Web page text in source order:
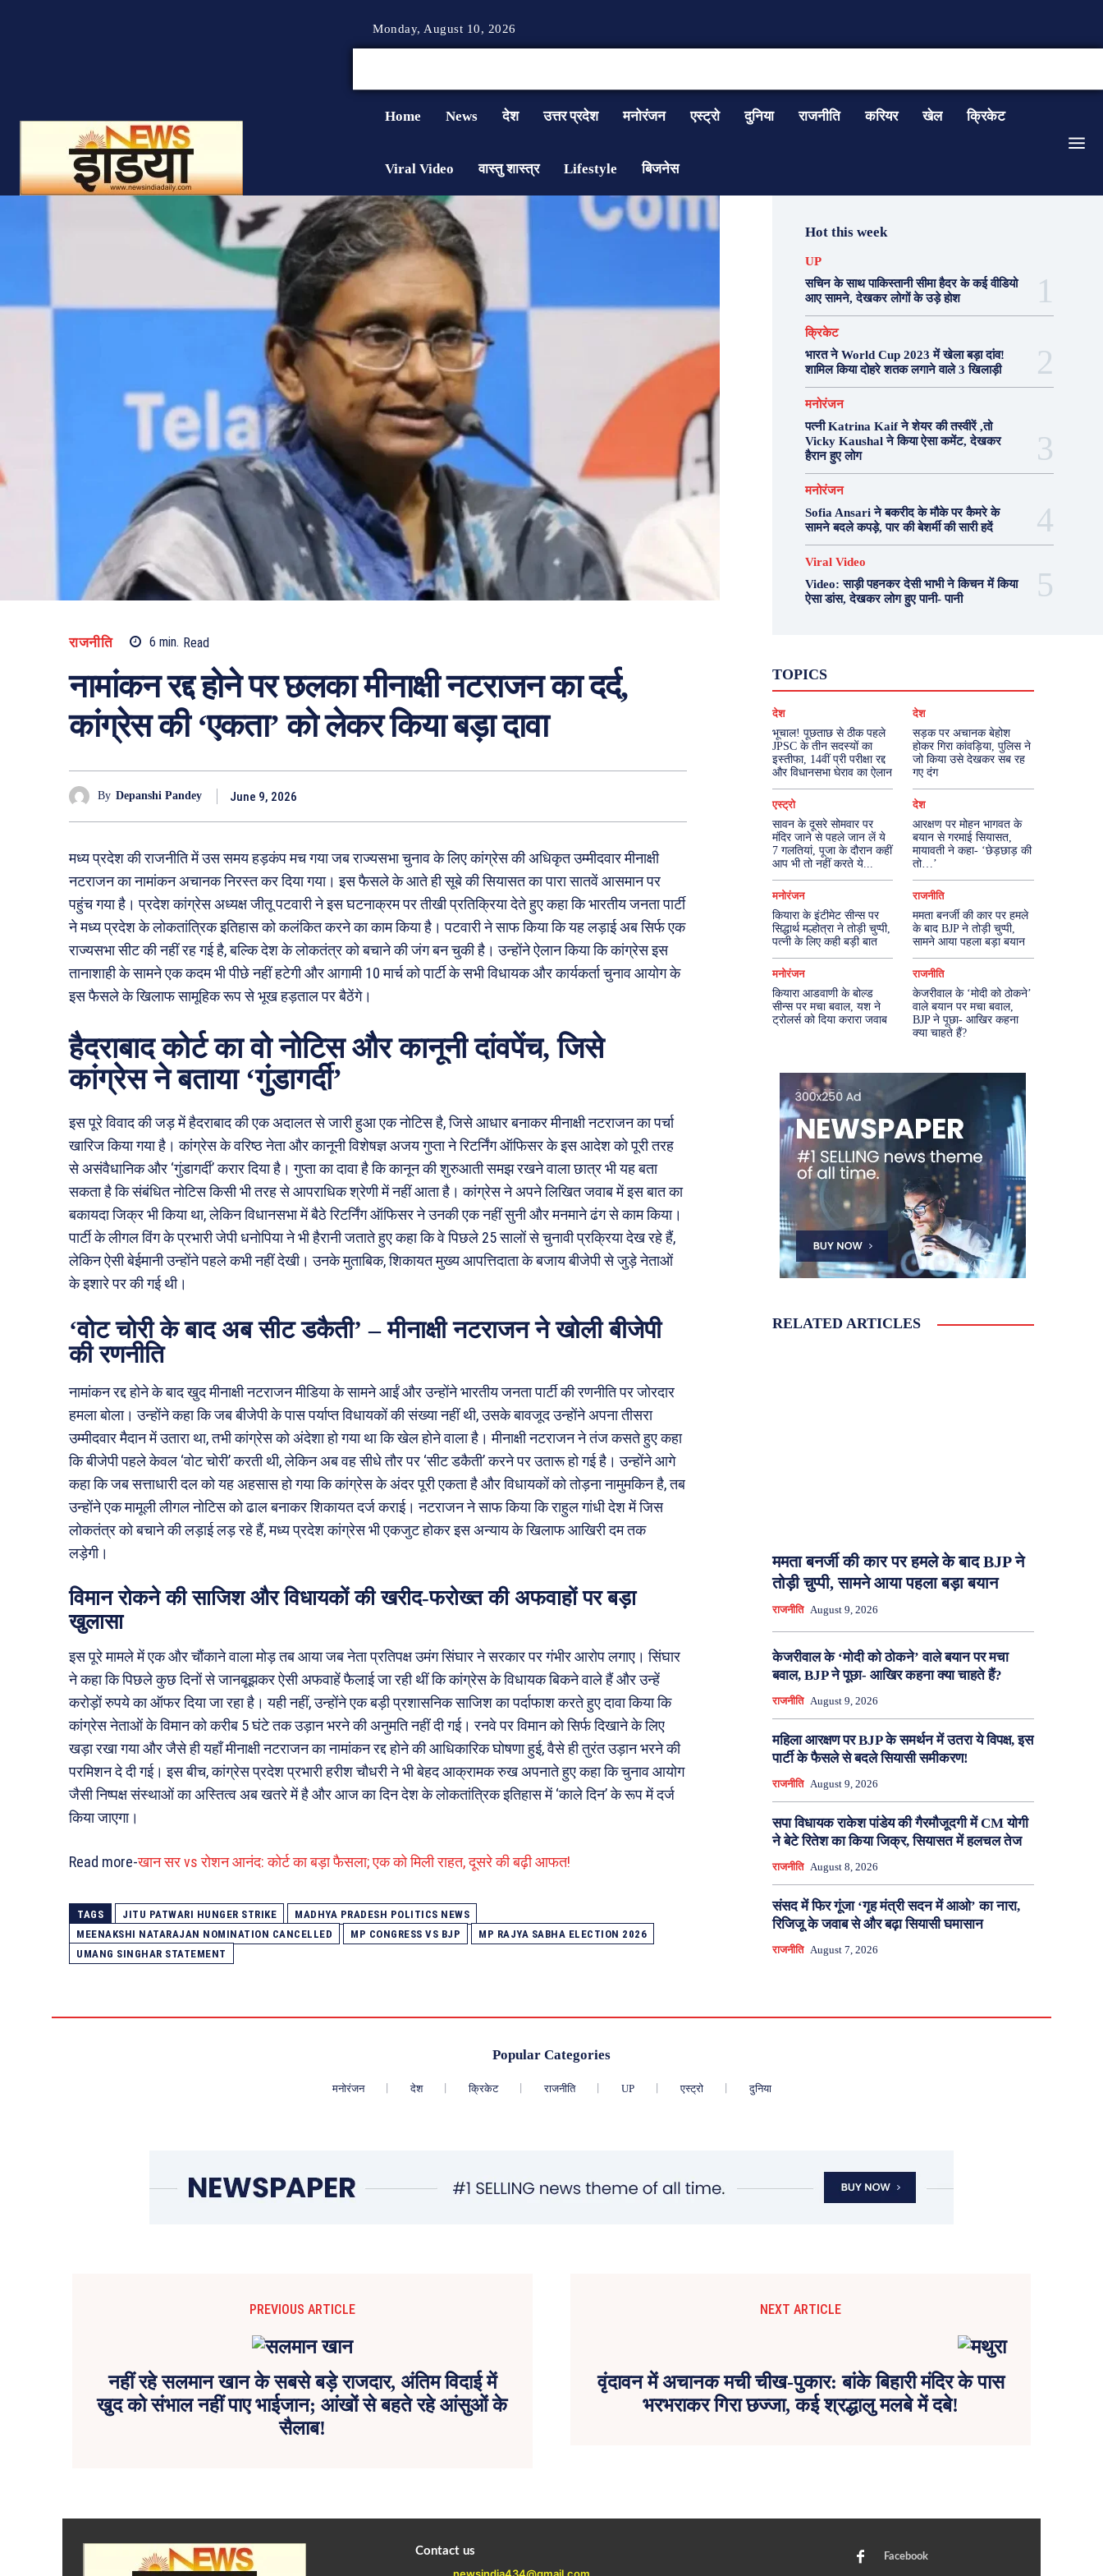
Monday, August 10, 2026
Home News देश उत्तर प्रदेश मनोरंजन एस्ट्रो दुनिया राजनीति करियर खेल क्रिकेट
Viral Video वास्तु शास्त्र Lifestyle बिजनेस
राजनीति 6 min. Read
नामांकन रद्द होने पर छलका मीनाक्षी नटराजन का दर्द,
कांग्रेस की ‘एकता’ को लेकर किया बड़ा दावा
By Depanshi Pandey June 9, 2026
मध्य प्रदेश की राजनीति में उस समय हड़कंप मच गया जब राज्यसभा चुनाव के लिए कांग्रेस की अधिकृत उम्मीदवार मीनाक्षी
नटराजन का नामांकन अचानक निरस्त कर दिया गया। इस फैसले के आते ही सूबे की सियासत का पारा सातवें आसमान पर
पहुंच गया है। प्रदेश कांग्रेस अध्यक्ष जीतू पटवारी ने इस घटनाक्रम पर तीखी प्रतिक्रिया देते हुए कहा कि भारतीय जनता पार्टी
ने मध्य प्रदेश के लोकतांत्रिक इतिहास को कलंकित करने का काम किया है। पटवारी ने साफ किया कि यह लड़ाई अब सिर्फ एक
राज्यसभा सीट की नहीं रह गई है, बल्कि देश के लोकतंत्र को बचाने की जंग बन चुकी है। उन्होंने ऐलान किया कि कांग्रेस इस
तानाशाही के सामने एक कदम भी पीछे नहीं हटेगी और आगामी 10 मार्च को पार्टी के सभी विधायक और कार्यकर्ता चुनाव आयोग के
इस फैसले के खिलाफ सामूहिक रूप से भूख हड़ताल पर बैठेंगे।
हैदराबाद कोर्ट का वो नोटिस और कानूनी दांवपेंच, जिसे
कांग्रेस ने बताया ‘गुंडागर्दी’
इस पूरे विवाद की जड़ में हैदराबाद की एक अदालत से जारी हुआ एक नोटिस है, जिसे आधार बनाकर मीनाक्षी नटराजन का पर्चा
खारिज किया गया है। कांग्रेस के वरिष्ठ नेता और कानूनी विशेषज्ञ अजय गुप्ता ने रिटर्निंग ऑफिसर के इस आदेश को पूरी तरह
से असंवैधानिक और ‘गुंडागर्दी’ करार दिया है। गुप्ता का दावा है कि कानून की शुरुआती समझ रखने वाला छात्र भी यह बता
सकता है कि संबंधित नोटिस किसी भी तरह से आपराधिक श्रेणी में नहीं आता है। कांग्रेस ने अपने लिखित जवाब में इस बात का
बकायदा जिक्र भी किया था, लेकिन विधानसभा में बैठे रिटर्निंग ऑफिसर ने उनकी एक नहीं सुनी और मनमाने ढंग से काम किया।
पार्टी के लीगल विंग के प्रभारी जेपी धनोपिया ने भी हैरानी जताते हुए कहा कि वे पिछले 25 सालों से चुनावी प्रक्रिया देख रहे हैं,
लेकिन ऐसी बेईमानी उन्होंने पहले कभी नहीं देखी। उनके मुताबिक, शिकायत मुख्य आपत्तिदाता के बजाय बीजेपी से जुड़े नेताओं
के इशारे पर की गई थी।
‘वोट चोरी के बाद अब सीट डकैती’ – मीनाक्षी नटराजन ने खोली बीजेपी
की रणनीति
नामांकन रद्द होने के बाद खुद मीनाक्षी नटराजन मीडिया के सामने आईं और उन्होंने भारतीय जनता पार्टी की रणनीति पर जोरदार
हमला बोला। उन्होंने कहा कि जब बीजेपी के पास पर्याप्त विधायकों की संख्या नहीं थी, उसके बावजूद उन्होंने अपना तीसरा
उम्मीदवार मैदान में उतारा था, तभी कांग्रेस को अंदेशा हो गया था कि खेल होने वाला है। मीनाक्षी नटराजन ने तंज कसते हुए कहा
कि बीजेपी पहले केवल ‘वोट चोरी’ करती थी, लेकिन अब वह सीधे तौर पर ‘सीट डकैती’ करने पर उतारू हो गई है। उन्होंने आगे
कहा कि जब सत्ताधारी दल को यह अहसास हो गया कि कांग्रेस के अंदर पूरी एकता है और विधायकों को तोड़ना नामुमकिन है, तब
उन्होंने एक मामूली लीगल नोटिस को ढाल बनाकर शिकायत दर्ज कराई। नटराजन ने साफ किया कि राहुल गांधी देश में जिस
लोकतंत्र को बचाने की लड़ाई लड़ रहे हैं, मध्य प्रदेश कांग्रेस भी एकजुट होकर इस अन्याय के खिलाफ आखिरी दम तक
लड़ेगी।
विमान रोकने की साजिश और विधायकों की खरीद-फरोख्त की अफवाहों पर बड़ा
खुलासा
इस पूरे मामले में एक और चौंकाने वाला मोड़ तब आया जब नेता प्रतिपक्ष उमंग सिंघार ने सरकार पर गंभीर आरोप लगाए। सिंघार
ने कहा कि पिछले कुछ दिनों से जानबूझकर ऐसी अफवाहें फैलाई जा रही थीं कि कांग्रेस के विधायक बिकने वाले हैं और उन्हें
करोड़ों रुपये का ऑफर दिया जा रहा है। यही नहीं, उन्होंने एक बड़ी प्रशासनिक साजिश का पर्दाफाश करते हुए दावा किया कि
कांग्रेस नेताओं के विमान को करीब 5 घंटे तक उड़ान भरने की अनुमति नहीं दी गई। रनवे पर विमान को सिर्फ दिखाने के लिए
खड़ा रखा गया और जैसे ही यहाँ मीनाक्षी नटराजन का नामांकन रद्द होने की आधिकारिक घोषणा हुई, वैसे ही तुरंत उड़ान भरने की
परमिशन दे दी गई। इस बीच, कांग्रेस प्रदेश प्रभारी हरीश चौधरी ने भी बेहद आक्रामक रुख अपनाते हुए कहा कि चुनाव आयोग
जैसी निष्पक्ष संस्थाओं का अस्तित्व अब खतरे में है और आज का दिन देश के लोकतांत्रिक इतिहास में ‘काले दिन’ के रूप में दर्ज
किया जाएगा।
Read more-खान सर vs रोशन आनंद: कोर्ट का बड़ा फैसला; एक को मिली राहत, दूसरे की बढ़ी आफत!
TAGS JITU PATWARI HUNGER STRIKE
MADHYA PRADESH POLITICS NEWS
MEENAKSHI NATARAJAN NOMINATION CANCELLED
MP CONGRESS VS BJP
MP RAJYA SABHA ELECTION 2026
UMANG SINGHAR STATEMENT
Hot this week
UP
सचिन के साथ पाकिस्तानी सीमा हैदर के कई वीडियो
आए सामने, देखकर लोगों के उड़े होश
क्रिकेट
भारत ने World Cup 2023 में खेला बड़ा दांव!
शामिल किया दोहरे शतक लगाने वाले 3 खिलाड़ी
मनोरंजन
पत्नी Katrina Kaif ने शेयर की तस्वीरें ,तो
Vicky Kaushal ने किया ऐसा कमेंट, देखकर
हैरान हुए लोग
मनोरंजन
Sofia Ansari ने बकरीद के मौके पर कैमरे के
सामने बदले कपड़े, पार की बेशर्मी की सारी हदें
Viral Video
Video: साड़ी पहनकर देसी भाभी ने किचन में किया
ऐसा डांस, देखकर लोग हुए पानी- पानी
TOPICS
दुनिया
मनोरंजन
राजनीति वास्तु शास्त्र
More
देश
भूचाल! पूछताछ से ठीक पहले
JPSC के तीन सदस्यों का
इस्तीफा, 14वीं प्री परीक्षा रद्द
और विधानसभा घेराव का ऐलान
देश
सड़क पर अचानक बेहोश
होकर गिरा कांवड़िया, पुलिस ने
जो किया उसे देखकर सब रह
गए दंग
एस्ट्रो
सावन के दूसरे सोमवार पर
मंदिर जाने से पहले जान लें ये
7 गलतियां, पूजा के दौरान कहीं
आप भी तो नहीं करते ये...
देश
आरक्षण पर मोहन भागवत के
बयान से गरमाई सियासत,
मायावती ने कहा- ‘छेड़छाड़ की
तो…’
मनोरंजन
कियारा के इंटीमेट सीन्स पर
सिद्धार्थ मल्होत्रा ने तोड़ी चुप्पी,
पत्नी के लिए कही बड़ी बात
राजनीति
ममता बनर्जी की कार पर हमले
के बाद BJP ने तोड़ी चुप्पी,
सामने आया पहला बड़ा बयान
मनोरंजन
कियारा आडवाणी के बोल्ड
सीन्स पर मचा बवाल, यश ने
ट्रोलर्स को दिया करारा जवाब
राजनीति
केजरीवाल के ‘मोदी को ठोकने’
वाले बयान पर मचा बवाल,
BJP ने पूछा- आखिर कहना
क्या चाहते हैं?
RELATED ARTICLES
ममता बनर्जी की कार पर हमले के बाद BJP ने
तोड़ी चुप्पी, सामने आया पहला बड़ा बयान
राजनीति August 9, 2026
केजरीवाल के ‘मोदी को ठोकने’ वाले बयान पर मचा
बवाल, BJP ने पूछा- आखिर कहना क्या चाहते हैं?
राजनीति August 9, 2026
महिला आरक्षण पर BJP के समर्थन में उतरा ये विपक्ष, इस
पार्टी के फैसले से बदले सियासी समीकरण!
राजनीति August 9, 2026
सपा विधायक राकेश पांडेय की गैरमौजूदगी में CM योगी
ने बेटे रितेश का किया जिक्र, सियासत में हलचल तेज
राजनीति August 8, 2026
संसद में फिर गूंजा ‘गृह मंत्री सदन में आओ’ का नारा,
रिजिजू के जवाब से और बढ़ा सियासी घमासान
राजनीति August 7, 2026
Popular Categories
मनोरंजन देश क्रिकेट राजनीति UP एस्ट्रो दुनिया
PREVIOUS ARTICLE
नहीं रहे सलमान खान के सबसे बड़े राजदार, अंतिम विदाई में
खुद को संभाल नहीं पाए भाईजान; आंखों से बहते रहे आंसुओं के
सैलाब!
NEXT ARTICLE
वृंदावन में अचानक मची चीख-पुकार: बांके बिहारी मंदिर के पास
भरभराकर गिरा छज्जा, कई श्रद्धालु मलबे में दबे!
Contact us
newsindia434@gmail.com
Facebook